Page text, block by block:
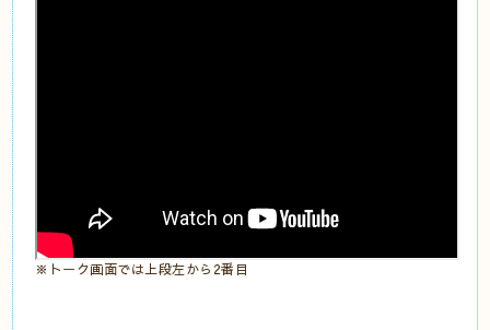
※トーク画面では上段左から2番目